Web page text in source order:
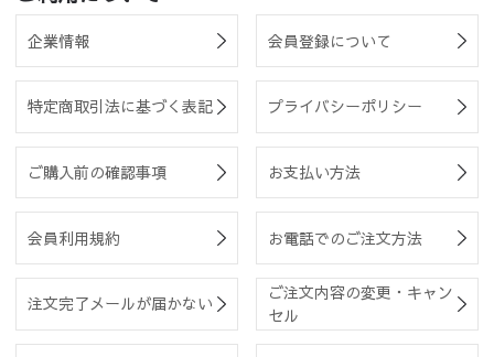
企業情報 会員登録について
特定商取引法に基づく表記 プライバシーポリシー
ご購入前の確認事項 お支払い方法
会員利用規約 お電話でのご注文方法
注文完了メールが届かない
ご注文内容の変更・キャン
セル